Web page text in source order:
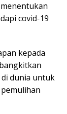
covid-19
kepada
dunia untuk